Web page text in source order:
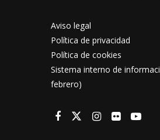
Aviso legal
Política de privacidad
Política de cookies
Sistema interno de
febrero)